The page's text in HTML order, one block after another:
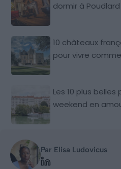
dormir à Poudlard
10 châteaux
pour vivre
Les 10 plus
weekend en
Par Elisa Ludovicus